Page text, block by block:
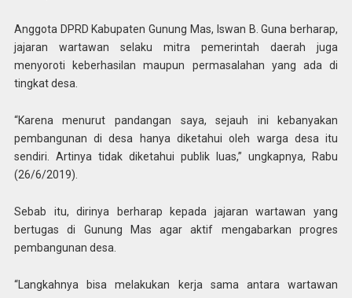
Anggota DPRD Kabupaten Gunung Mas, Iswan B. Guna berharap,
jajaran wartawan selaku mitra pemerintah daerah juga
menyoroti keberhasilan maupun permasalahan yang ada di
tingkat desa.
“Karena menurut pandangan saya, sejauh ini kebanyakan
pembangunan di desa hanya diketahui oleh warga desa itu
sendiri. Artinya tidak diketahui publik luas,” ungkapnya, Rabu
(26/6/2019).
Sebab itu, dirinya berharap kepada jajaran wartawan yang
bertugas di Gunung Mas agar aktif mengabarkan progres
pembangunan desa.
“Langkahnya bisa melakukan kerja sama antara wartawan